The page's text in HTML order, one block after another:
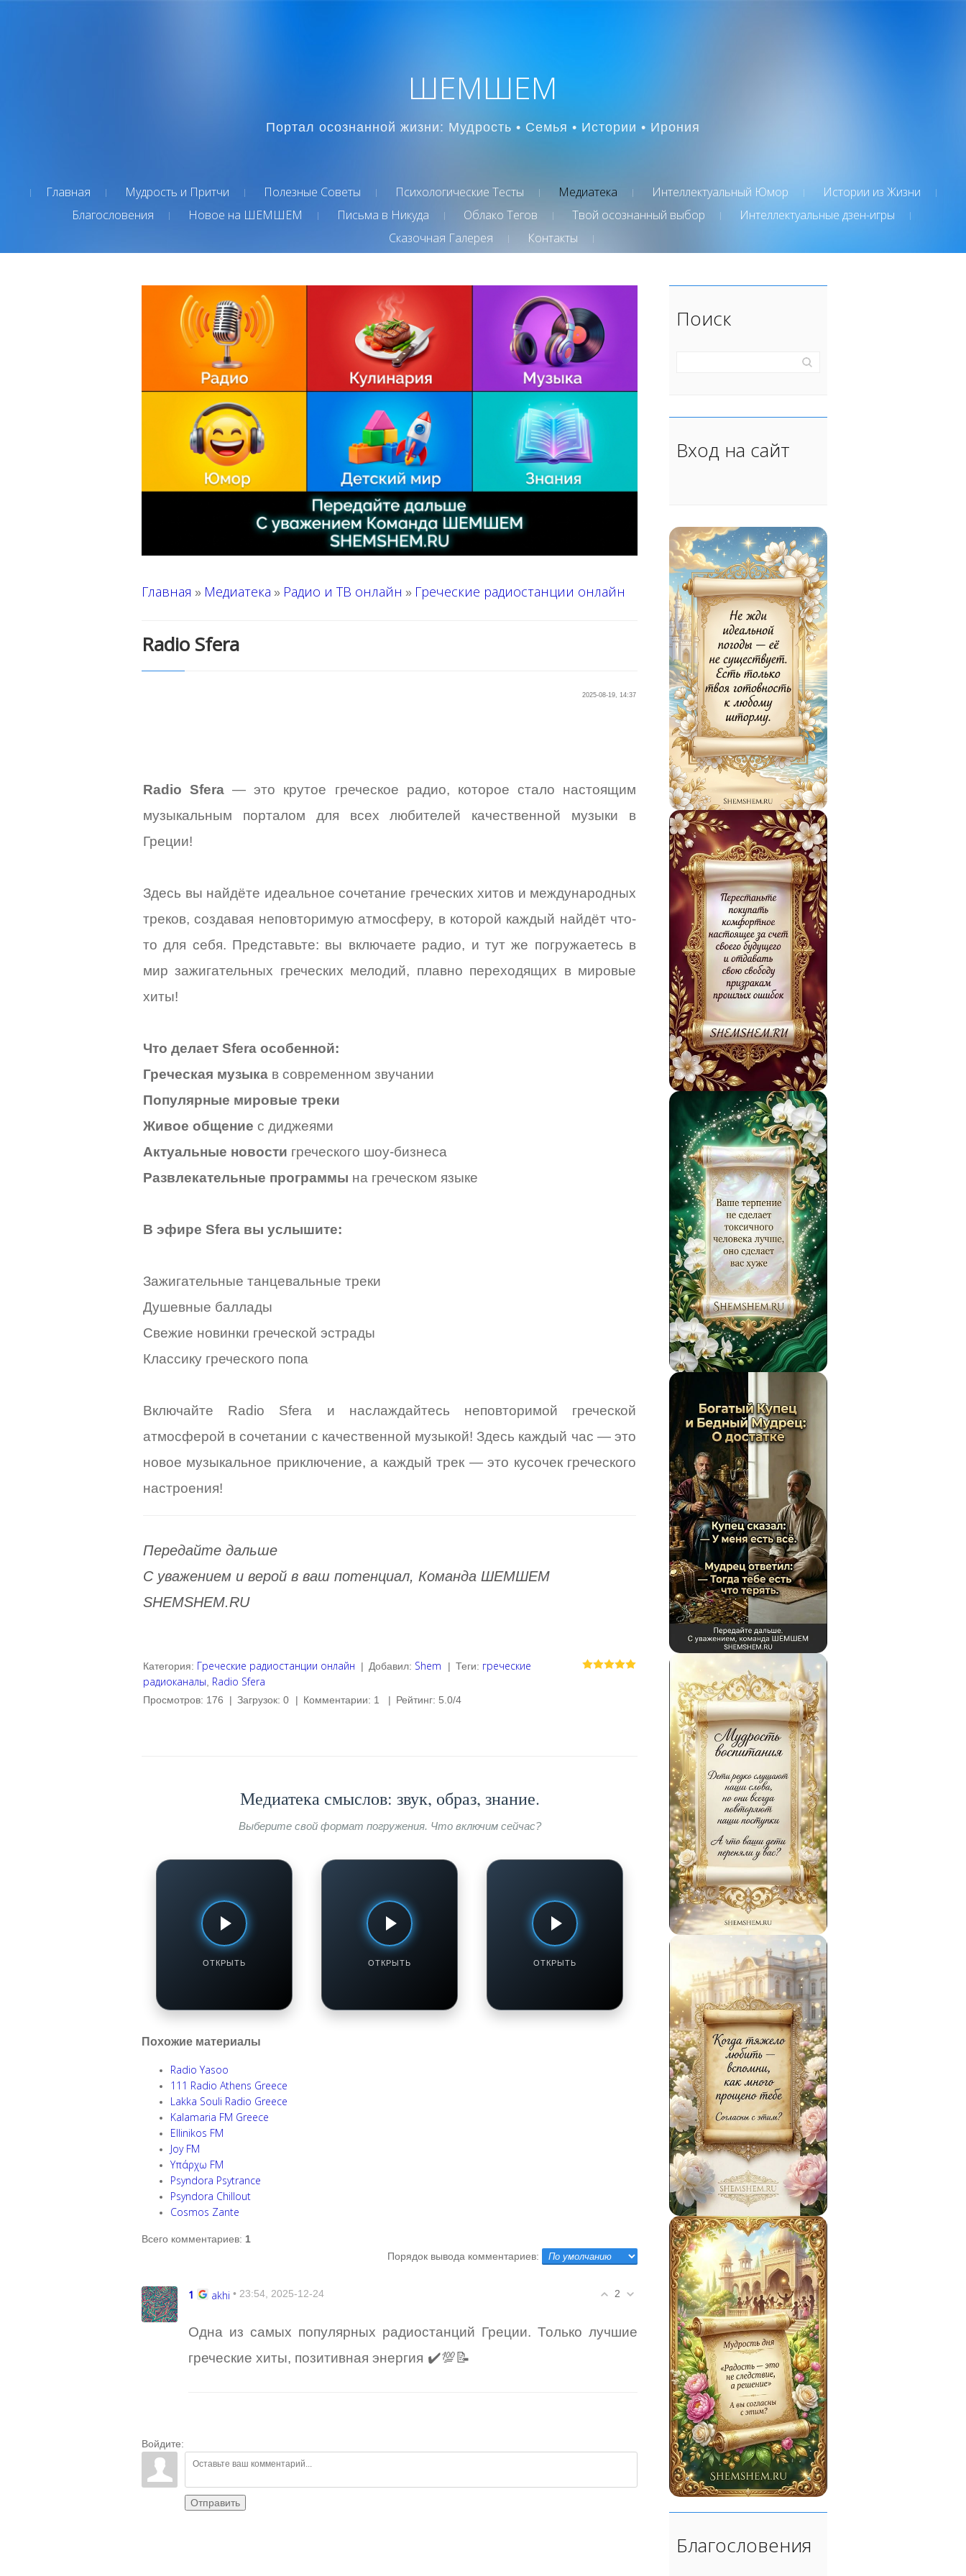
ШЕМШЕМ
Портал осознанной жизни: Мудрость • Семья • Истории • Ирония
Главная Мудрость и Притчи Полезные Советы Психологические Тесты Медиатека Интеллектуальный Юмор
Истории из Жизни
Благословения
Новое на ШЕМШЕМ Письма в Никуда Облако Тегов Твой осознанный выбор
Интеллектуальные дзен-игры
Сказочная Галерея
Контакты
Главная » Медиатека » Радио и ТВ онлайн » Греческие радиостанции онлайн
Radio Sfera
2025-08-19, 14:37
Radio Sfera — это крутое греческое радио, которое стало настоящим
музыкальным порталом для всех любителей качественной музыки в
Греции!
Здесь вы найдёте идеальное сочетание греческих хитов и международных
треков, создавая неповторимую атмосферу, в которой каждый найдёт что-
то для себя. Представьте: вы включаете радио, и тут же погружаетесь в
мир зажигательных греческих мелодий, плавно переходящих в мировые
хиты!
Что делает Sfera особенной:
Греческая музыка в современном звучании
Популярные мировые треки
Живое общение с диджеями
Актуальные новости греческого шоу-бизнеса
Развлекательные программы на греческом языке
В эфире Sfera вы услышите:
Зажигательные танцевальные треки
Душевные баллады
Свежие новинки греческой эстрады
Классику греческого попа
Включайте Radio Sfera и наслаждайтесь неповторимой греческой
атмосферой в сочетании с качественной музыкой! Здесь каждый час — это
новое музыкальное приключение, а каждый трек — это кусочек греческого
настроения!
Передайте дальше
С уважением и верой в ваш потенциал, Команда ШЕМШЕМ
SHEMSHEM.RU
Категория: Греческие радиостанции онлайн | Добавил: Shem | Теги: греческие
радиоканалы Radio Sfera
Просмотров: 176 | Загрузок: 0 | Комментарии: 1 | Рейтинг: 5.0/4
Медиатека смыслов: звук, образ, знание.
Выберите свой формат погружения. Что включим сейчас?
ОТКРЫТЬ
ЖИВАЯ ЕДА: НАУКА О ПИТАНИИ
Сырный хлеб:
эксперимент со вкусом
Смотреть / Слушать ОТКРЫТЬ
МУЗЫКАЛЬНЫЕ РАДИОСТАНЦИИ
Радио Джем FM -
музыка, которая
заряжает!
Смотреть / Слушать ОТКРЫТЬ
МУЗЫКАЛЬНЫЕ ПОДБОРКИ И
СБОРНИКИ
Музыка - Лучшая новая
музыка для души
Смотреть / Слушать
Похожие материалы
Radio Yasoo
111 Radio Athens Greece
Lakka Souli Radio Greece
Kalamaria FM Greece
Ellinikos FM
Joy FM
Υπάρχω FM
Psyndora Psytrance
Psyndora Chillout
Cosmos Zante
Всего комментариев: 1
Порядок вывода комментариев:
2
1 akhi • 23:54, 2025-12-24
Одна из самых популярных радиостанций Греции. Только лучшие
греческие хиты, позитивная энергия ✔️💯📝
Войдите:
Отправить
Поиск
Вход на сайт
Благословения